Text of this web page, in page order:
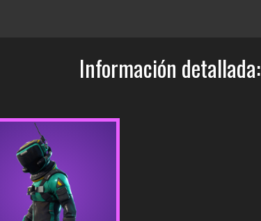
Información detallada: